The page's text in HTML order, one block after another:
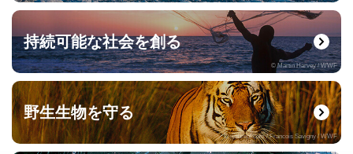
持続可能な社会を創る
© Martin Harvey / WWF
野生生物を守る
© naturepl.com / Francois Savigny / WWF